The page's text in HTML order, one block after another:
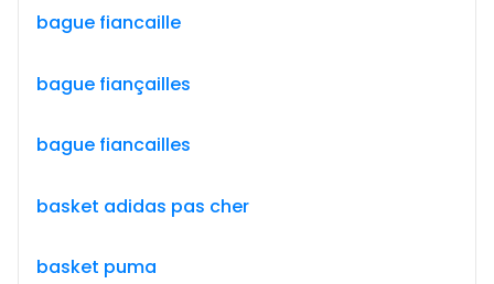
bague fiancaille
bague fiançailles
bague fiancailles
basket adidas pas cher
basket puma